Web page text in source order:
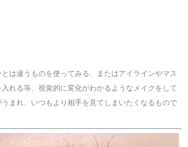
は違うものを使ってみる、またはアイラインやマス
れる等、視覚的に変化がわかるようなメイクをして
まれ、いつもより相手を見てしまいたくなるもので